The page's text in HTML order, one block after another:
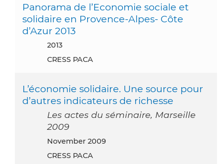
Panorama de l’Economie sociale et
solidaire en Provence-Alpes- Côte
d’Azur 2013
2013
CRESS PACA
L’économie solidaire. Une source pour
d’autres indicateurs de richesse
Les actes du séminaire, Marseille
2009
November 2009
CRESS PACA